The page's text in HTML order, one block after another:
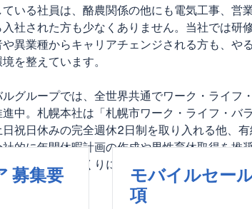
いる社員は、酪農関係の他にも電気工事、営
社された方も少なくありません。当社では研
異業種からキャリアチェンジされる方も、や
を整えています。
グループでは、全世界共通でワーク・ライフ
中。札幌本社は「札幌市ワーク・ライフ・バ
祝日休みの完全週休2日制を取り入れる他、
的に年間休暇計画の作成や男性育休取得を推
やすい職場づくりに注力している会社です。
募集要 モバイルセー
項